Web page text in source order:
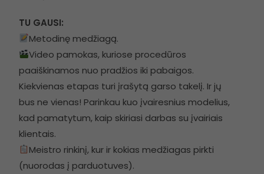
TU GAUSI:
Metodinę medžiagą.
Video pamokas, kuriose procedūros
paaiškinamos nuo pradžios iki pabaigos.
Kiekvienas etapas turi įrašytą garso takelį. Ir jų
bus ne vienas! Parinkau kuo įvairesnius modelius,
kad pamatytum, kaip skiriasi darbas su įvairiais
klientais.
Meistro rinkinį, kur ir kokias medžiagas pirkti
(nuorodas į parduotuves).